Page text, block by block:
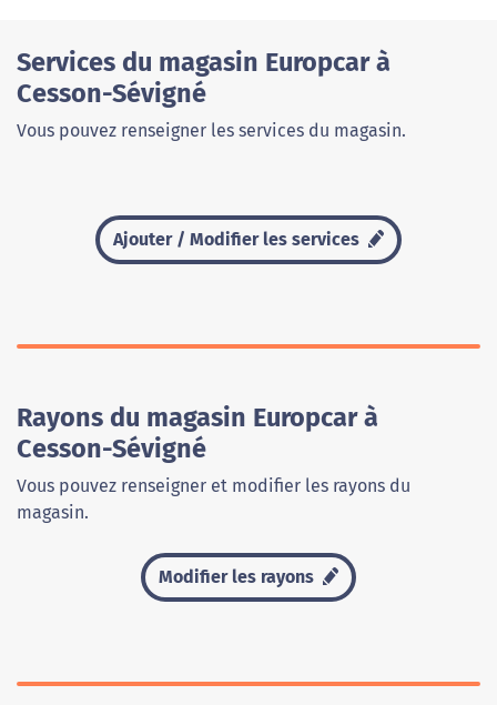
Services du magasin Europcar à
Cesson-Sévigné
Vous pouvez renseigner les services du magasin.
Ajouter / Modifier les services
Rayons du magasin Europcar à
Cesson-Sévigné
Vous pouvez renseigner et modifier les rayons du
magasin.
Modifier les rayons